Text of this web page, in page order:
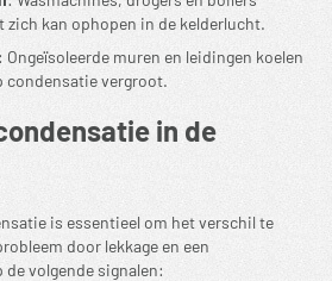
kan ophopen in de kelderlucht.
: Ongeïsoleerde muren en leidingen koelen
condensatie vergroot.
in de
is essentieel om het verschil te
door lekkage en een
volgende signalen: